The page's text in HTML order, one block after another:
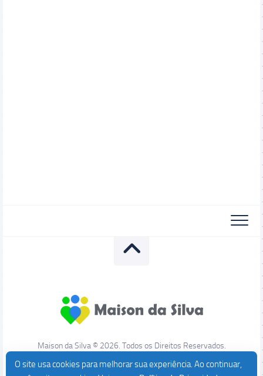
Maison da Silva © 2026. Todos os Direitos Reservados.
O site usa cookies para melhorar sua experiência. Ao continuar,